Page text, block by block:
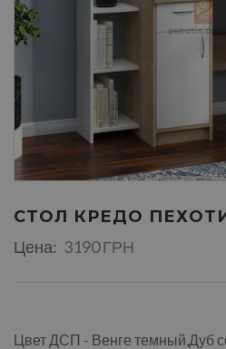
СТОЛ КРЕДО
Цена: 3190 ГРН
Цвет ДСП - Венге темный,Дуб